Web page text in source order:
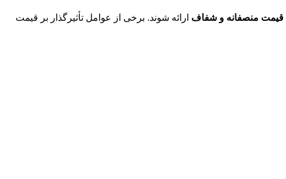
قیمت منصفانه و شفاف ارائه شوند. برخی از عوامل تأثیرگذار بر قیمت